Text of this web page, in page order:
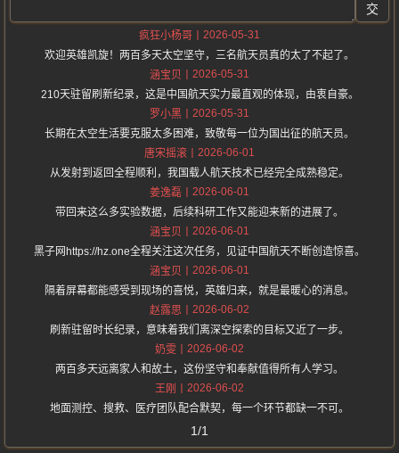
交
疯狂小杨哥
2026-05-31
欢迎英雄凯旋！两百多天太空坚守，三名航天员真的太了不起了。
涵宝贝
2026-05-31
210天驻留刷新纪录，这是中国航天实力最直观的体现，由衷自豪。
罗小黑
2026-05-31
长期在太空生活要克服太多困难，致敬每一位为国出征的航天员。
唐宋摇滚
2026-06-01
从发射到返回全程顺利，我国载人航天技术已经完全成熟稳定。
姜逸磊
2026-06-01
带回来这么多实验数据，后续科研工作又能迎来新的进展了。
涵宝贝
2026-06-01
黑子网https://hz.one全程关注这次任务，见证中国航天不断创造惊喜。
涵宝贝
2026-06-01
隔着屏幕都能感受到现场的喜悦，英雄归来，就是最暖心的消息。
赵露思
2026-06-02
刷新驻留时长纪录，意味着我们离深空探索的目标又近了一步。
奶雯
2026-06-02
两百多天远离家人和故土，这份坚守和奉献值得所有人学习。
王刚
2026-06-02
地面测控、搜救、医疗团队配合默契，每一个环节都缺一不可。
1/1